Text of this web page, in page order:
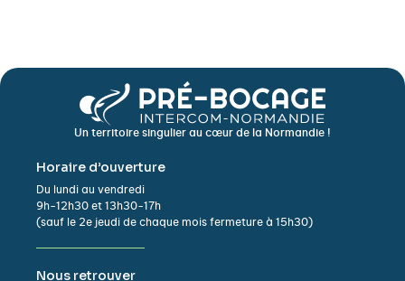
Un territoire singulier au cœur de la Normandie !
Horaire d’ouverture
Du lundi au vendredi
9h-12h30 et 13h30-17h
(sauf le 2e jeudi de chaque mois fermeture à 15h30)
Nous retrouver